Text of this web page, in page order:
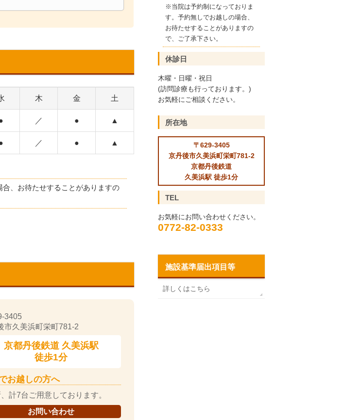
木 金 土
／ ● ▲
／ ● ▲
、お待たせすることがありますの
3405
市久美浜町栄町781-2
京都丹後鉄道久美浜駅
徒歩1分
お越しの方へ
計7台ご用意しております。
お問い合わせ
※当院は予約制になっておりま
す。予約無しでお越しの場合、
お待たせすることがありますの
で、ご了承下さい。
休診日
木曜・日曜・祝日
(訪問診療も行っております。)
お気軽にご相談ください。
所在地
〒629-3405
京丹後市久美浜町栄町781-2
京都丹後鉄道
久美浜駅 徒歩1分
TEL
お気軽にお問い合わせください。
0772-82-0333
施設基準届出項目等
詳しくはこちら